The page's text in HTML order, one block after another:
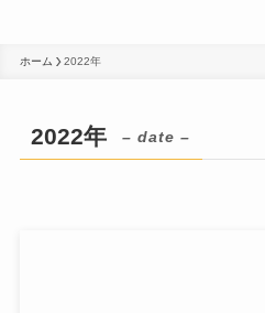
ホーム 2022年
2022年 – date –